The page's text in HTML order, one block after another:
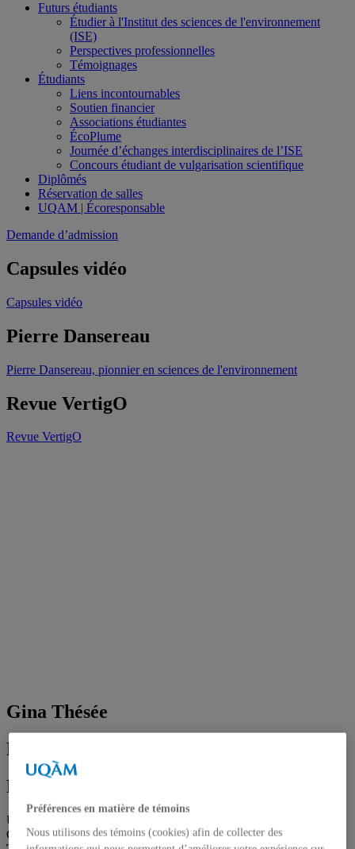
Futurs étudiants
Étudier à l'Institut des sciences de l'environnement
(ISE)
Perspectives professionnelles
Témoignages
Étudiants
Liens incontournables
Soutien financier
Associations étudiantes
ÉcoPlume
Journée d’échanges interdisciplinaires de l’ISE
Concours étudiant de vulgarisation scientifique
Diplômés
Réservation de salles
UQAM | Écoresponsable
Demande d’admission
Capsules vidéo
Capsules vidéo
Pierre Dansereau
Pierre Dansereau, pionnier en sciences de l'environnement
Revue VertigO
Revue VertigO
Gina Thésée
Professeure
Professeure
Unité
Courriel:thesee.gina@uqam.ca
Préférences en matière de témoins
Nous utilisons des témoins (cookies) afin de collecter des